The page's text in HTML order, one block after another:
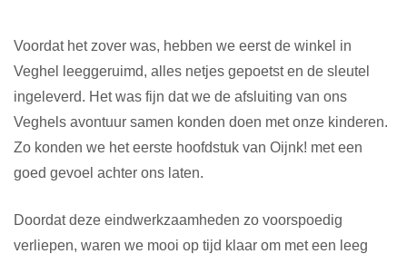
Voordat het zover was, hebben we eerst de winkel in
Veghel leeggeruimd, alles netjes gepoetst en de sleutel
ingeleverd. Het was fijn dat we de afsluiting van ons
Veghels avontuur samen konden doen met onze kinderen.
Zo konden we het eerste hoofdstuk van Oijnk! met een
goed gevoel achter ons laten.
Doordat deze eindwerkzaamheden zo voorspoedig
verliepen, waren we mooi op tijd klaar om met een leeg